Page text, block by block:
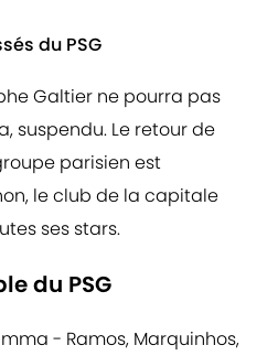
du PSG
Galtier ne pourra pas
suspendu. Le retour de
parisien est
le club de la capitale
ses stars.
du PSG
- Ramos, Marquinhos,